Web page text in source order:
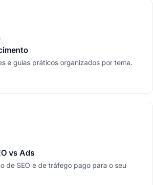
e guias práticos organizados por tema.
vs Ads
de SEO e de tráfego pago para o seu